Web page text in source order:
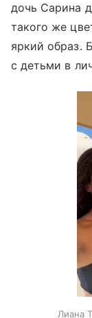
дочь Сарина
такого же
яркий образ.
с детьми в
Лиана